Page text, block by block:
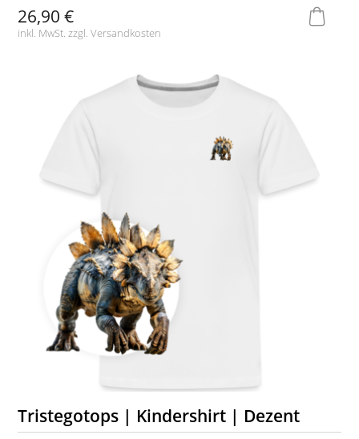
26,90 €
inkl. MwSt. zzgl.Versandkosten
Tristegotops | Kindershirt | Dezent